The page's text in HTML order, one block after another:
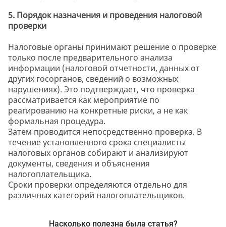
5. Порядок назначения и проведения налоговой
проверки
Налоговые органы принимают решение о проверке
только после предварительного анализа
информации (налоговой отчетности, данных от
других госорганов, сведений о возможных
нарушениях). Это подтверждает, что проверка
рассматривается как мероприятие по
реагированию на конкретные риски, а не как
формальная процедура.
Затем проводится непосредственно проверка. В
течение установленного срока специалисты
налоговых органов собирают и анализируют
документы, сведения и объяснения
налогоплательщика.
Сроки проверки определяются отдельно для
различных категорий налогоплательщиков.
Насколько полезна была статья?